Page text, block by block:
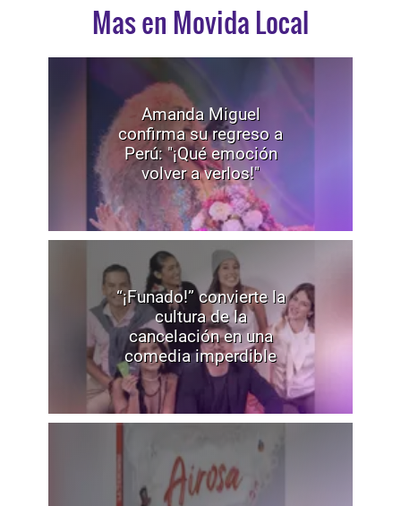
Mas en Movida Local
Amanda Miguel
confirma su regreso a
Perú: "¡Qué emoción
volver a verlos!"
“¡Funado!” convierte la
cultura de la
cancelación en una
comedia imperdible